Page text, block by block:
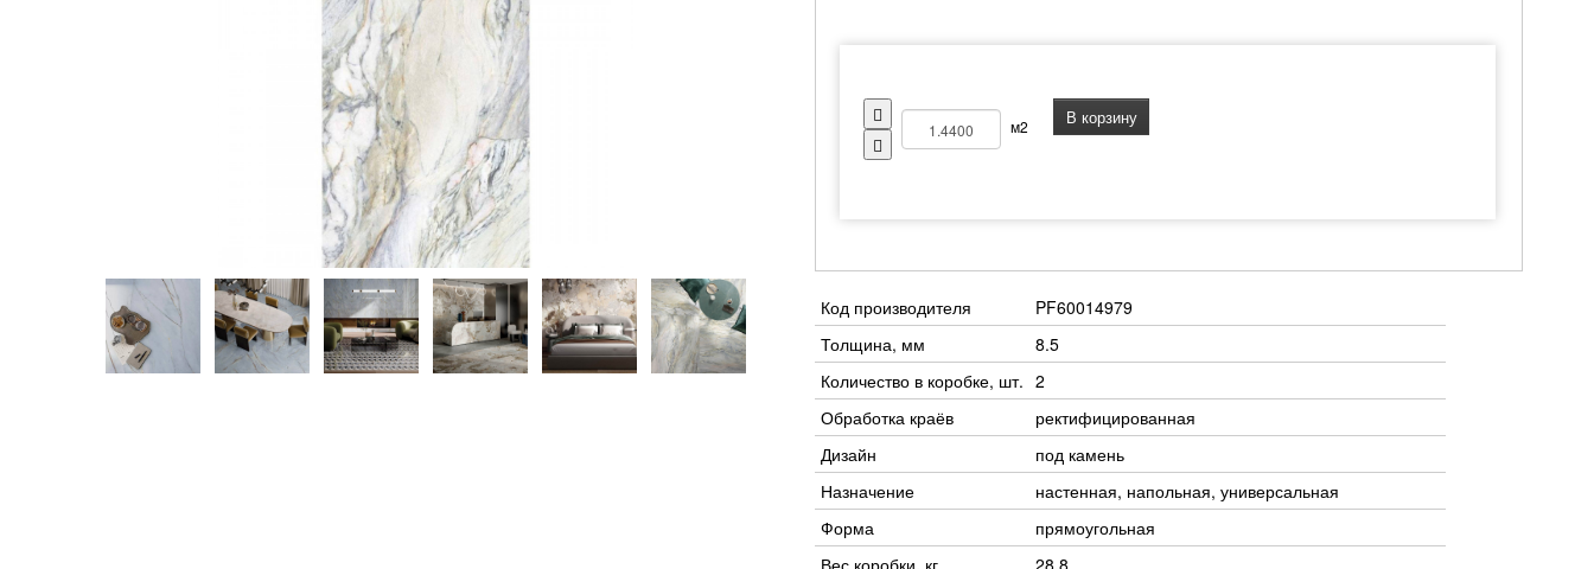
м2 В корзину
Код производителя
PF60014979
Толщина, мм
8.5
Количество в коробке, шт. 2
Обработка краёв
ректифицированная
Дизайн
под камень
Назначение
настенная, напольная, универсальная
Форма
прямоугольная
Вес коробки, кг
28.8